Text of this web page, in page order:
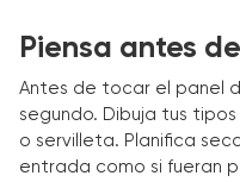
Piensa antes
Antes de tocar el panel
segundo. Dibuja tus
o servilleta. Planifica
entrada como si fueran